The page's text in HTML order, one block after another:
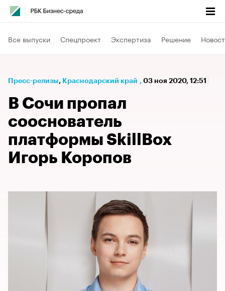
Все выпуски Спецпроект Экспертиза Решение
Пресс-релизы⁠, Краснодарский край , 03 ноя 2020, 12:51
В Сочи пропал
сооснователь
платформы SkillBox
Игорь Коропов